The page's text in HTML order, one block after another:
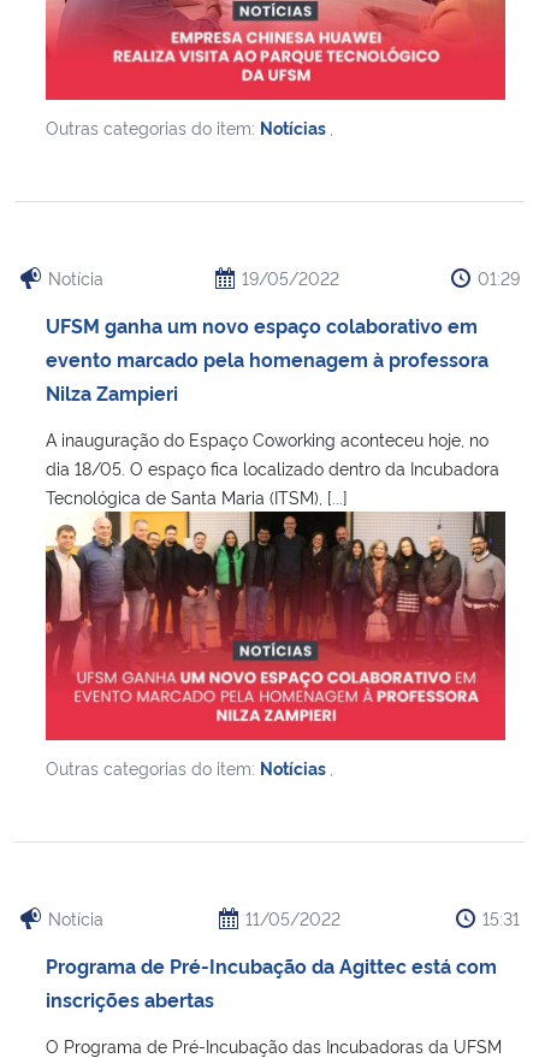
Outras categorias do item: Notícias
Notícia 19/05/2022 01:29
UFSM ganha um novo espaço colaborativo em
evento marcado pela homenagem à professora
Nilza Zampieri
A inauguração do Espaço Coworking aconteceu hoje, no
dia 18/05. O espaço fica localizado dentro da Incubadora
Tecnológica de Santa Maria (ITSM), [...]
Outras categorias do item: Notícias
Notícia 11/05/2022 15:31
Programa de Pré-Incubação da Agittec está com
inscrições abertas
O Programa de Pré-Incubação das Incubadoras da UFSM